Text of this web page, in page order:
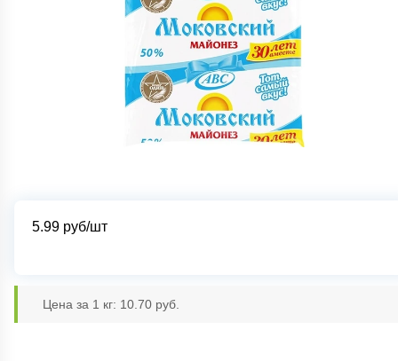
5.99 руб/шт
Цена за 1 кг: 10.70 руб.